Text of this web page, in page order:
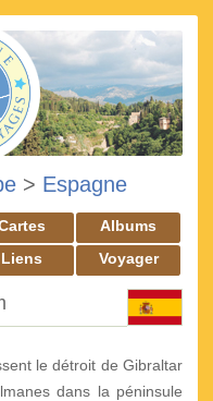
> Espagne
Albums
Liens Voyager
le détroit de Gibraltar
dans la péninsule